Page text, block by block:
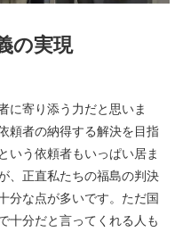
の実現
に寄り添う力だと思いま
頼者の納得する解決を目指
いう依頼者もいっぱい居ま
、正直私たちの福島の判決
分な点が多いです。ただ国
十分だと言ってくれる人も